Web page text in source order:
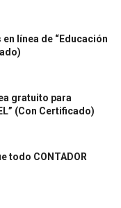
línea de “Educación
gratuito para
(Con Certificado)
todo CONTADOR